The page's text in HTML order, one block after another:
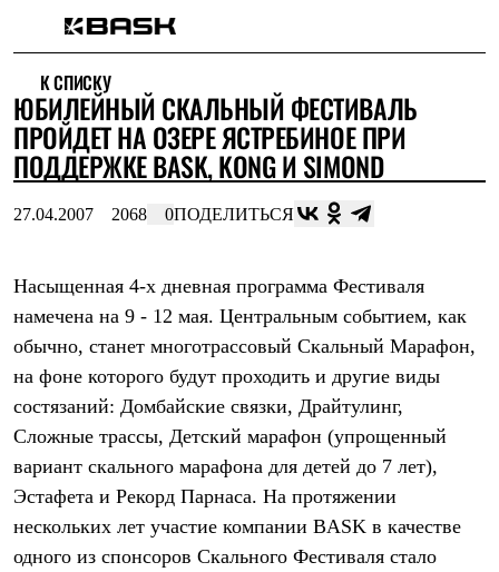
Интернет-магазин
Мужская одежда
Утепленная пухом
Куртки
Брюки
Комбинезоны
Штормовая одежда
Куртки
Брюки
Софтшелл одежда
Куртки
Брюки
Флисовая одежда
Куртки
Брюки
Жилеты
Термобелье
Теплое термобелье
К СПИСКУ
ЮБИЛЕЙНЫЙ СКАЛЬНЫЙ ФЕСТИВАЛЬ
ПРОЙДЕТ НА ОЗЕРЕ ЯСТРЕБИНОЕ ПРИ
ПОДДЕРЖКЕ BASK, KONG И SIMOND
27.04.2007 2068 0ПОДЕЛИТЬСЯ
Насыщенная 4-х дневная программа Фестиваля
намечена на 9 - 12 мая. Центральным событием, как
обычно, станет многотрассовый Скальный Марафон,
на фоне которого будут проходить и другие виды
состязаний: Домбайские связки, Драйтулинг,
Сложные трассы, Детский марафон (упрощенный
вариант скального марафона для детей до 7 лет),
Эстафета и Рекорд Парнаса. На протяжении
нескольких лет участие компании BASK в качестве
одного из спонсоров Скального Фестиваля стало